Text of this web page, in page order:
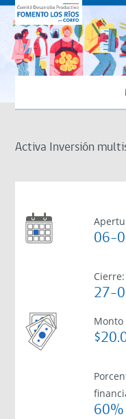
Activa Inversión
06-
Cierre:
27-
Monto
60%